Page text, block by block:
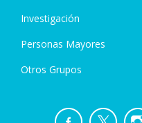
Investigación
Personas Mayores
Otros Grupos